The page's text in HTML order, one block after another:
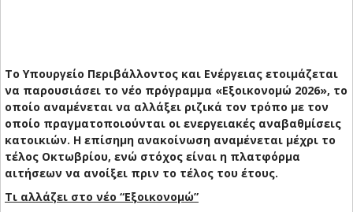
Το Υπουργείο Περιβάλλοντος και Ενέργειας ετοιμάζεται
να παρουσιάσει το νέο πρόγραμμα «Εξοικονομώ 2026», το
οποίο αναμένεται να αλλάξει ριζικά τον τρόπο με τον
οποίο πραγματοποιούνται οι ενεργειακές αναβαθμίσεις
κατοικιών. Η επίσημη ανακοίνωση αναμένεται μέχρι το
τέλος Οκτωβρίου, ενώ στόχος είναι η πλατφόρμα
αιτήσεων να ανοίξει πριν το τέλος του έτους.
Τι αλλάζει στο νέο “Εξοικονομώ”